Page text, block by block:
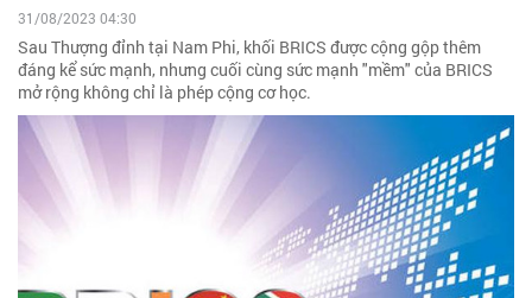
31/08/2023 04:30
Sau Thượng đỉnh tại Nam Phi, khối BRICS được cộng gộp thêm
đáng kể sức mạnh, nhưng cuối cùng sức mạnh "mềm" của BRICS
mở rộng không chỉ là phép cộng cơ học.